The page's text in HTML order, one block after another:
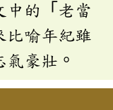
中的「老當
比喻年紀雖
豪壯。